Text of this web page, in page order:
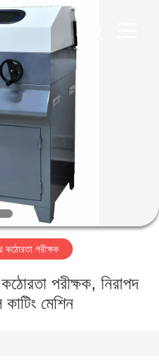
কঠোরতা পরীক্ষক
পরীক্ষক, নিরাপদ
কাটিং মেশিন